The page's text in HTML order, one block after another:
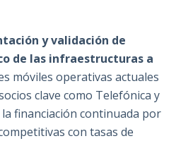
y validación de
de las infraestructuras a
móviles operativas actuales
clave como Telefónica y
financiación continuada por
con tasas de